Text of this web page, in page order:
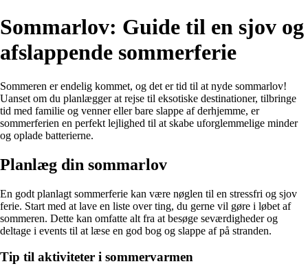
Sommarlov: Guide til en sjov og
afslappende sommerferie
Sommeren er endelig kommet, og det er tid til at nyde sommarlov!
Uanset om du planlægger at rejse til eksotiske destinationer, tilbringe
tid med familie og venner eller bare slappe af derhjemme, er
sommerferien en perfekt lejlighed til at skabe uforglemmelige minder
og oplade batterierne.
Planlæg din sommarlov
En godt planlagt sommerferie kan være nøglen til en stressfri og sjov
ferie. Start med at lave en liste over ting, du gerne vil gøre i løbet af
sommeren. Dette kan omfatte alt fra at besøge seværdigheder og
deltage i events til at læse en god bog og slappe af på stranden.
Tip til aktiviteter i sommervarmen